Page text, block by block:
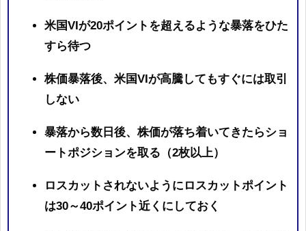
米国VIが20ポイントを超えるような暴落をひた
すら待つ
株価暴落後、米国VIが高騰してもすぐには取引
しない
暴落から数日後、株価が落ち着いてきたらショ
ートポジションを取る（2枚以上）
ロスカットされないようにロスカットポイント
は30～40ポイント近くにしておく